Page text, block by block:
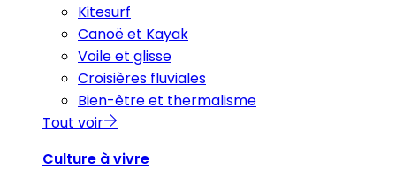
Kitesurf
Canoë et Kayak
Voile et glisse
Croisières fluviales
Bien-être et thermalisme
Tout voir
Culture à vivre